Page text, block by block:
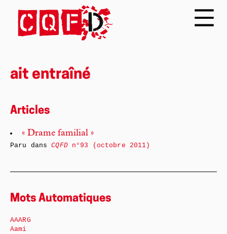
ait entraîné
Articles
« Drame familial »
Paru dansCQFDn°93 (octobre 2011)
Mots Automatiques
AAARG
Aami